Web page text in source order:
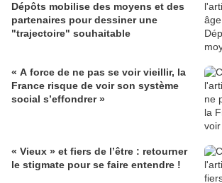
Dépôts mobilise des moyens et des
partenaires pour dessiner une
"trajectoire" souhaitable
« A force de ne pas se voir vieillir, la
France risque de voir son système
social s’effondrer »
« Vieux » et fiers de l’être : retourner
le stigmate pour se faire entendre !